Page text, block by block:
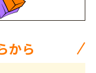
から